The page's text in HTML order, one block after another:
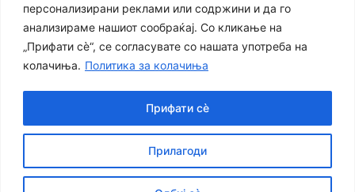
персонализирани реклами или содржини и да го
анализираме нашиот сообраќај. Со кликање на
„Прифати сè“, се согласувате со нашата употреба на
колачиња. Политика за колачиња
Прилагоди
Прифати сè
за заштита на печатени медиуми